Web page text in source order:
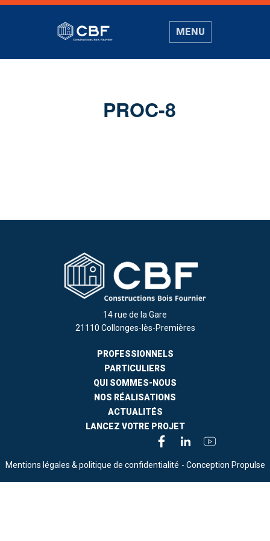
MENU
PROC-8
14 rue de la Gare
21110 Collonges-lès-Premières
PROFESSIONNELS
PARTICULIERS
QUI SOMMES-NOUS
NOS RÉALISATIONS
ACTUALITÉS
LANCEZ VOTRE PROJET
Mentions légales & politique de confidentialité - Conception Propulse